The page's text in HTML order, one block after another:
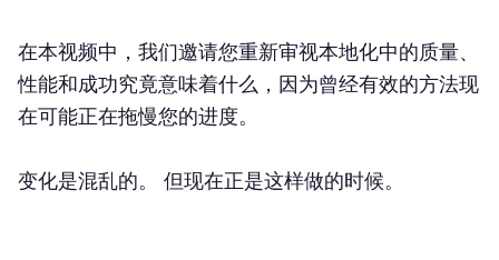
在本视频中，我们邀请您重新审视本地化中的质量、
性能和成功究竟意味着什么，因为曾经有效的方法现
在可能正在拖慢您的进度。
变化是混乱的。 但现在正是这样做的时候。